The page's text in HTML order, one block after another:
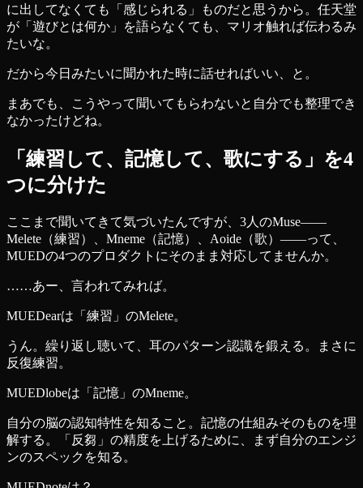
に出してなくても「感じられる」ものだと思うから。任天堂
が「遊びとは何か」を語らなくても、マリオ触れば伝わるみ
たいな。
だから今日みたいに聞かれた時に話せればいい、と。
まあでも、こうやって聞いてもらわないと自分でも整理でき
なかったけどね。
「練習して、記憶して、歌にする」を4
つに分けた
ここまで聞いてきて気づいたんですが、3人のMuse——
Melete（練習）、Mneme（記憶）、Aoide（歌）——って、
MUEDの4つのプロダクトにそのまま対応してませんか。
……あー、言われてみれば。
MUEDearは「練習」のMelete。
うん。繰り返し聴いて、耳のパターン認識を鍛える。まさに
反復練習。
MUEDlobeは「記憶」のMneme。
自分の脳の認知特性を知ること。記憶の仕組みそのものを理
解する。「反芻」の精度を上げるために、まず自分のエンジ
ンのスペックを知る。